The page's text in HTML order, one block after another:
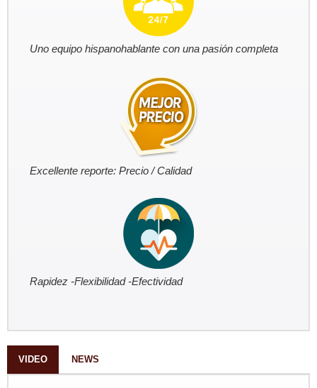
Uno equipo hispanohablante con una pasión completa
Excellente reporte: Precio / Calidad
Rapidez -Flexibilidad -Efectividad
VIDEO NEWS